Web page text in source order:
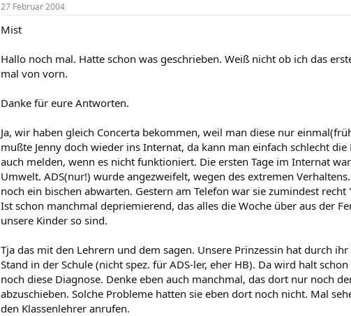
27 Februar 2004
Mist
Hallo noch mal. Hatte schon was geschrieben. Weiß nicht ob ich das
mal von vorn.
Danke für eure Antworten.
Ja, wir haben gleich Concerta bekommen, weil man diese nur
mußte Jenny doch wieder ins Internat, da kann man einfach schlecht
auch melden, wenn es nicht funktioniert. Die ersten Tage im Internat
Umwelt. ADS(nur!) wurde angezweifelt, wegen des extremen
noch ein bischen abwarten. Gestern am Telefon war sie zumindest
Ist schon manchmal depriemierend, das alles die Woche über aus der
unsere Kinder so sind.
Tja das mit den Lehrern und dem sagen. Unsere Prinzessin hat durch
Stand in der Schule (nicht spez. für ADS-ler, eher HB). Da wird halt
noch diese Diagnose. Denke eben auch manchmal, das dort nur noch
abzuschieben. Solche Probleme hatten sie eben dort noch nicht. Mal
den Klassenlehrer anrufen.